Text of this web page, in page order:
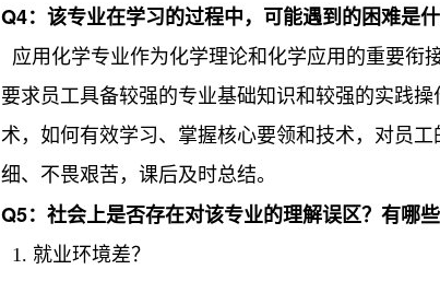
Q4： 该专业在学习的过程中，可能遇到的困难是什
应用化学专业作为化学理论和化学应用的重要衔
要求员工具备较强的专业基础知识和较强的实践
术，如何有效学习、掌握核心要领和技术，对员
细、不畏艰苦，课后及时总结。
Q5： 社会上是否存在对该专业的理解误区？有哪些
1. 就业环境差？